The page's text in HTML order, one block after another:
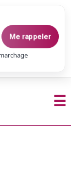
Me rappeler
☰